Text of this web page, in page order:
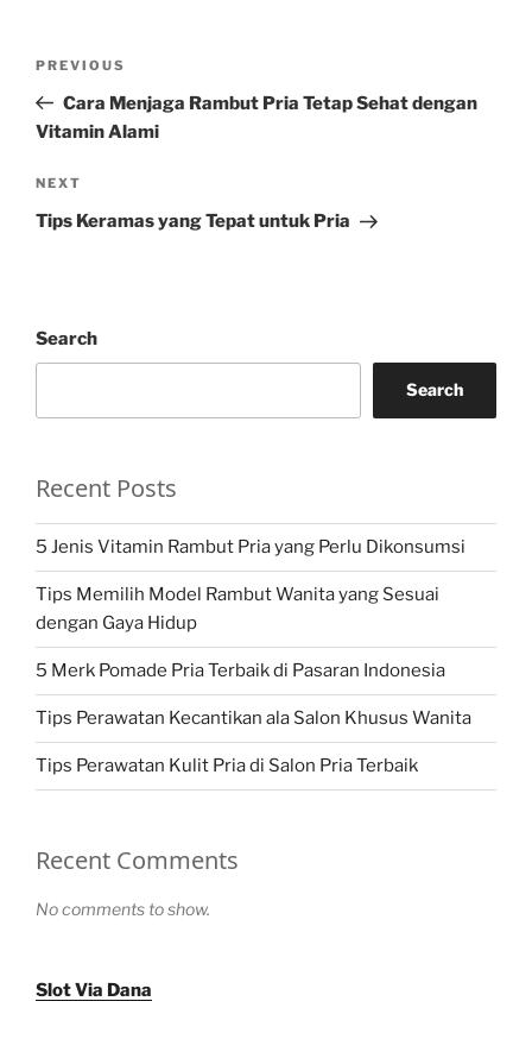
Previous
Post
PREVIOUS
Cara Menjaga Rambut Pria Tetap Sehat dengan
Vitamin Alami
Next
Post
NEXT
Tips Keramas yang Tepat untuk Pria
Search
Search
Recent Posts
5 Jenis Vitamin Rambut Pria yang Perlu Dikonsumsi
Tips Memilih Model Rambut Wanita yang Sesuai
dengan Gaya Hidup
5 Merk Pomade Pria Terbaik di Pasaran Indonesia
Tips Perawatan Kecantikan ala Salon Khusus Wanita
Tips Perawatan Kulit Pria di Salon Pria Terbaik
Recent Comments
No comments to show.
Slot Via Dana